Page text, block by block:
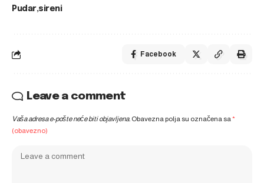
Pudar sireni
Facebook
Leave a comment
Vaša adresa e-pošte neće biti objavljena. Obavezna polja su označena sa*
(obavezno)